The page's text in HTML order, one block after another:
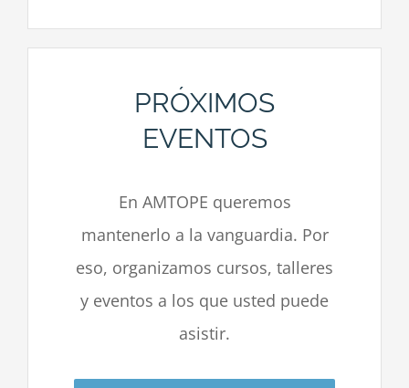
PRÓXIMOS
EVENTOS
En AMTOPE queremos
mantenerlo a la vanguardia. Por
eso, organizamos cursos, talleres
y eventos a los que usted puede
asistir.